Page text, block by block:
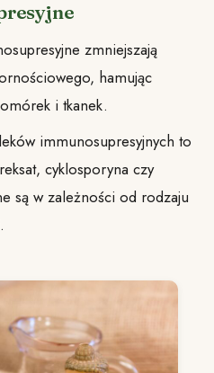
zmniejszają
hamując
i tkanek.
immunosupresyjnych to
cyklosporyna czy
są w zależności od rodzaju